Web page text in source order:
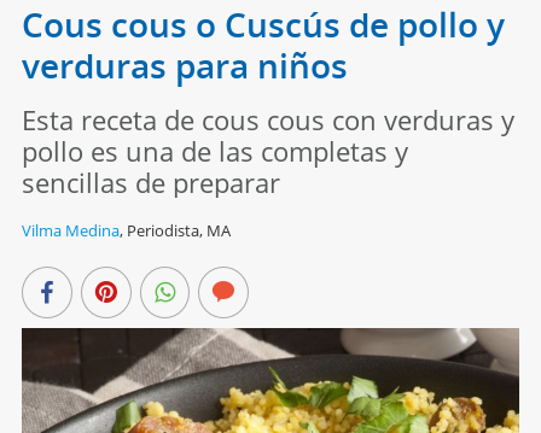
Cous cous o Cuscús de pollo y
verduras para niños
Esta receta de cous cous con verduras y
pollo es una de las completas y
sencillas de preparar
Vilma Medina, Periodista, MA